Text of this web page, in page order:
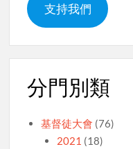
支持我們
分門別類
基督徒大會 (76)
2021 (18)